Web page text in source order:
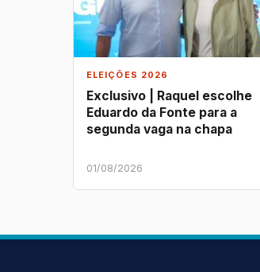
ELEIÇÕES 2026
Exclusivo | Raquel escolhe
Eduardo da Fonte para a
segunda vaga na chapa
01/08/2026